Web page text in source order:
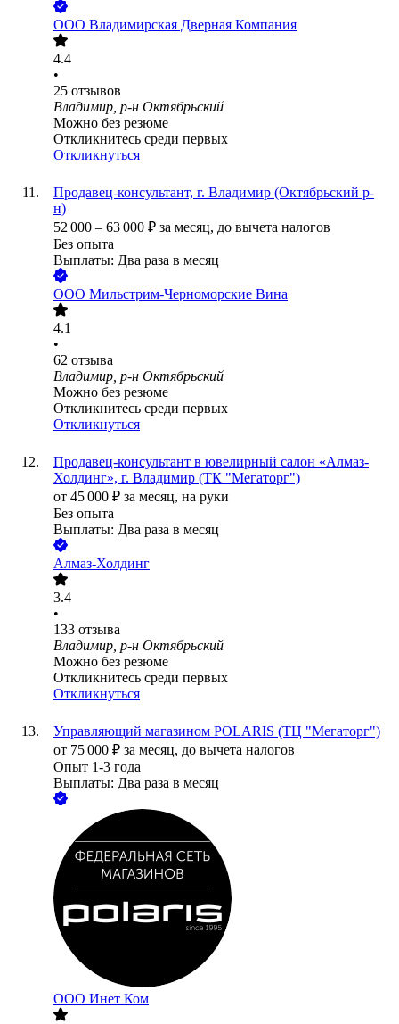
ООО Владимирская Дверная Компания
4.4
•
25 отзывов
Владимир, р-н Октябрьский
Можно без резюме
Откликнитесь среди первых
Откликнуться
Продавец-консультант, г. Владимир (Октябрьский р-
н)
52 000 – 63 000 ₽ за месяц, до вычета налогов
Без опыта
Выплаты: Два раза в месяц
ООО Мильстрим-Черноморские Вина
4.1
•
62 отзыва
Владимир, р-н Октябрьский
Можно без резюме
Откликнитесь среди первых
Откликнуться
Продавец-консультант в ювелирный салон «Алмаз-
Холдинг», г. Владимир (ТК "Мегаторг")
от 45 000 ₽ за месяц, на руки
Без опыта
Выплаты: Два раза в месяц
Алмаз-Холдинг
3.4
•
133 отзыва
Владимир, р-н Октябрьский
Можно без резюме
Откликнитесь среди первых
Откликнуться
Управляющий магазином POLARIS (ТЦ "Мегаторг")
от 75 000 ₽ за месяц, до вычета налогов
Опыт 1-3 года
Выплаты: Два раза в месяц
ООО Инет Ком